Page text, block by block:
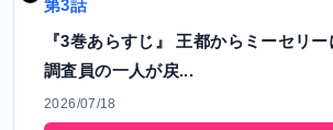
第3話
『3巻あらすじ』 王都からミーセリ
調査員の一人が戻...
2026/07/18